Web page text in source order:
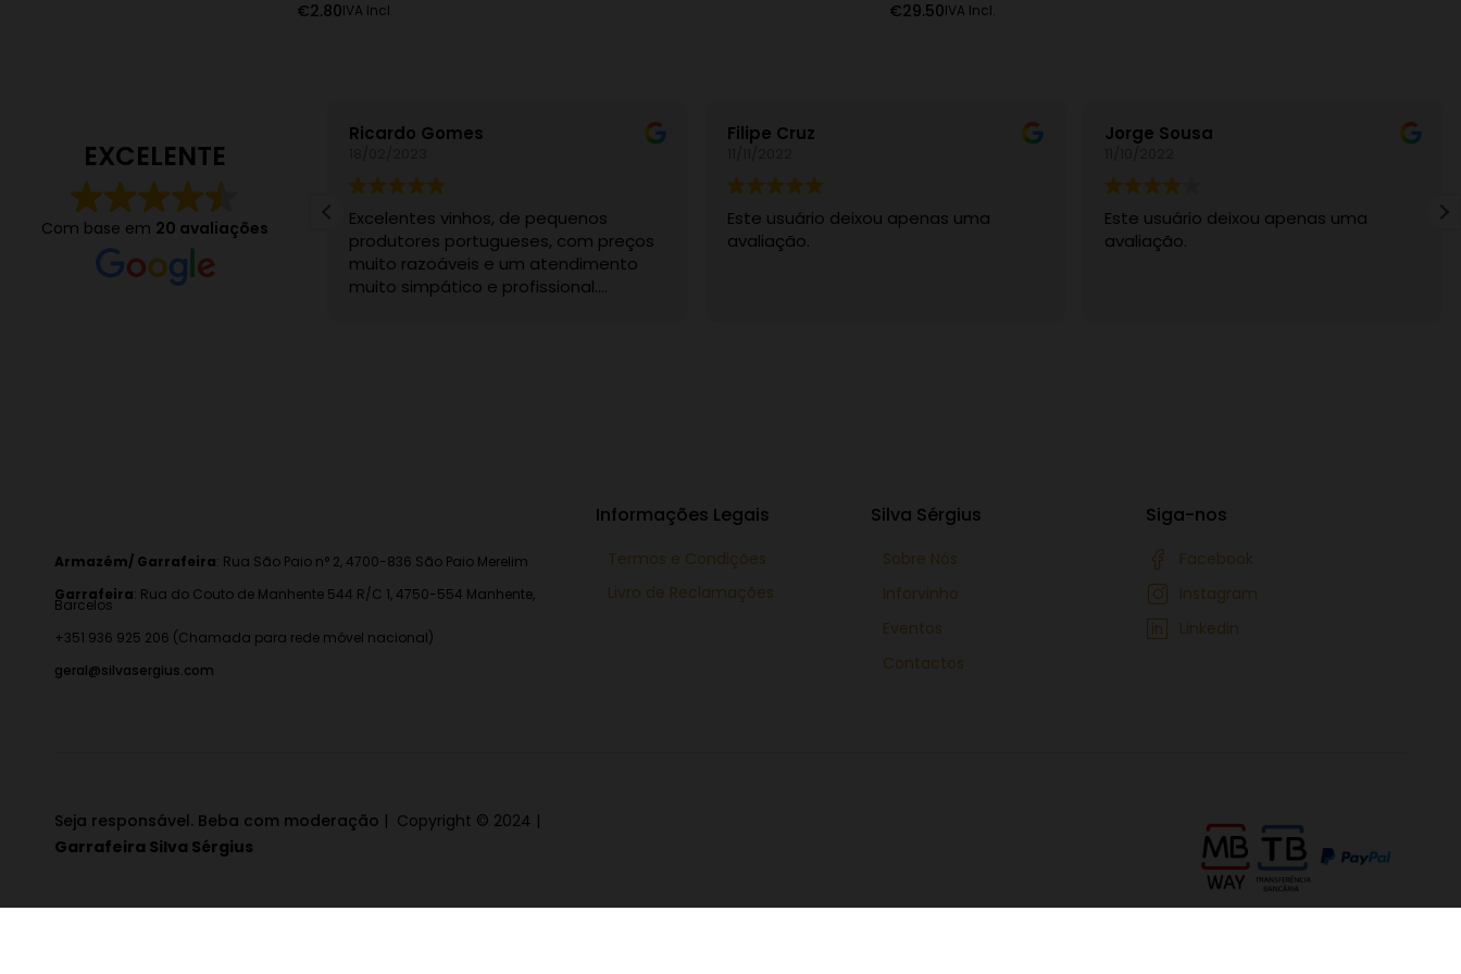
€2.80IVA Incl.
€29.50IVA Incl.
EXCELENTE
Com base em 20 avaliações
usuário deixou apenas uma
Ricardo Gomes
Excelentes vinhos, de pequenos
produtores portugueses, com preços
muito razoáveis e um atendimento
muito simpático e profissional.
Filipe Cruz
Este usuário deixou apenas uma
avaliação.
Jorge Sousa
Este usuário deixou apenas uma
avaliação.
Armazém/ Garrafeira: Rua São Paio n° 2, 4700-836 São Paio Merelim
Garrafeira: Rua do Couto de Manhente 544 R/C 1, 4750-554 Manhente,
Barcelos
+351 936 925 206 (Chamada para rede móvel nacional)
geral@silvasergius.com
Informações Legais
Termos e Condições
Livro de Reclamações
Silva Sérgius
Sobre Nós
Inforvinho
Eventos
Contactos
Siga-nos
Facebook
Instagram
Linkedin
Seja responsável. Beba com moderação | Copyright © 2024 |
Garrafeira Silva Sérgius